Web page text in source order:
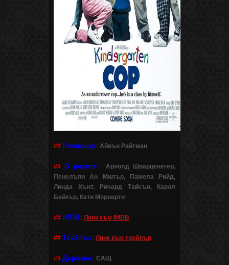
## Режисьор : Айвън Райтман
## В ролите: Арнолд Шварценегер,
Пенелъпи Ан Милър, Памела Рийд,
Линда Хънт, Ричард Тайсън, Карол
Бейкър, Кати Мориарти
## IMDB : Линк към IMDB
## Трейлър : Линк към трейлър
## Държава: САЩ